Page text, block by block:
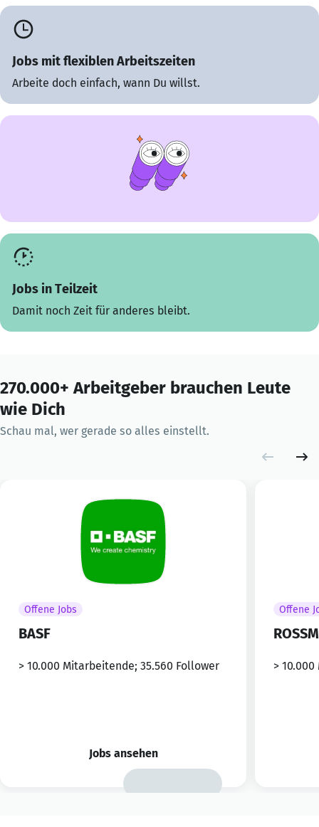
Jobs mit flexiblen Arbeitszeiten
Arbeite doch einfach, wann Du willst.
Jobs in Teilzeit
Damit noch Zeit für anderes bleibt.
270.000+ Arbeitgeber brauchen Leute
wie Dich
Schau mal, wer gerade so alles einstellt.
Offene Jobs
BASF
> 10.000 Mitarbeitende; 35.560 Follower
Jobs ansehen
Offene
>